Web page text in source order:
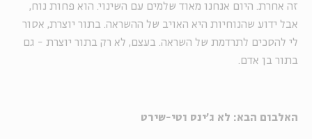
זה אחרת. היום אנחנו מאוד שלמים עם השינוי. הוא פחות נוח,
אבל ידוע שהנוחיות היא האויב של ההשראה. בתור יוצרת, אסור
לי להסכים לתרדמת של השראה. בעצם, לא רק בתור יוצרת - גם
בתור בן אדם.
האלבום הבא: לא ג'ינס וטי-שירט